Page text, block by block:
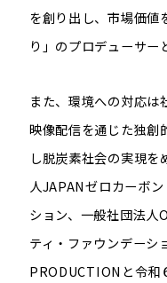
を創り出し、市場価値
り」のプロデューサー
また、環境への対応は
映像配信を通じた独創
し脱炭素社会の実現
人JAPANゼロカーボ
ション、一般社団法人
ティ・ファウンデーシ
PRODUCTION と令和